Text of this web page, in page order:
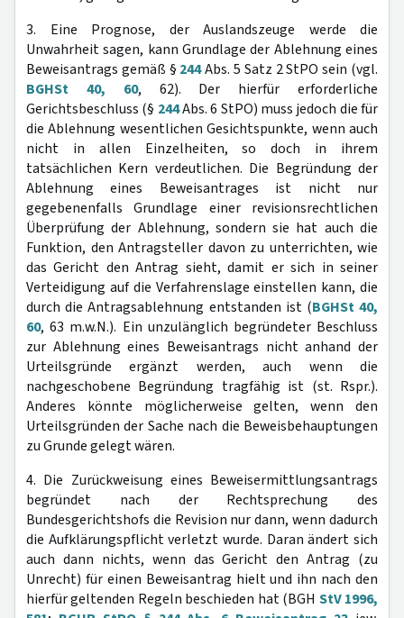
3. Eine Prognose, der Auslandszeuge werde die
Unwahrheit sagen, kann Grundlage der Ablehnung eines
Beweisantrags gemäß § 244Abs. 5 Satz 2 StPO sein (vgl.
BGHSt 40, 60, 62). Der hierfür erforderliche
Gerichtsbeschluss (§ 244Abs. 6 StPO) muss jedoch die für
die Ablehnung wesentlichen Gesichtspunkte, wenn auch
nicht in allen Einzelheiten, so doch in ihrem
tatsächlichen Kern verdeutlichen. Die Begründung der
Ablehnung eines Beweisantrages ist nicht nur
gegebenenfalls Grundlage einer revisionsrechtlichen
Überprüfung der Ablehnung, sondern sie hat auch die
Funktion, den Antragsteller davon zu unterrichten, wie
das Gericht den Antrag sieht, damit er sich in seiner
Verteidigung auf die Verfahrenslage einstellen kann, die
durch die Antragsablehnung entstanden ist (BGHSt 40,
60, 63 m.w.N.). Ein unzulänglich begründeter Beschluss
zur Ablehnung eines Beweisantrags nicht anhand der
Urteilsgründe ergänzt werden, auch wenn die
nachgeschobene Begründung tragfähig ist (st. Rspr.).
Anderes könnte möglicherweise gelten, wenn den
Urteilsgründen der Sache nach die Beweisbehauptungen
zu Grunde gelegt wären.
4. Die Zurückweisung eines Beweisermittlungsantrags
begründet nach der Rechtsprechung des
Bundesgerichtshofs die Revision nur dann, wenn dadurch
die Aufklärungspflicht verletzt wurde. Daran ändert sich
auch dann nichts, wenn das Gericht den Antrag (zu
Unrecht) für einen Beweisantrag hielt und ihn nach den
hierfür geltenden Regeln beschieden hat (BGH StV 1996,